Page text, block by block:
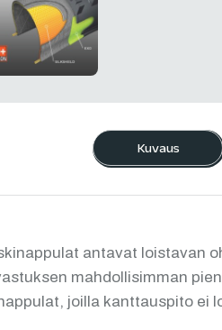
Kuvaus
antavat loistavan
mahdollisimman
joilla kanttauspito ei